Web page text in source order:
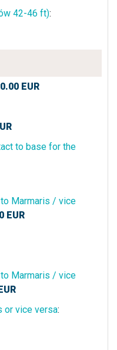
42-46 ft):
EUR
to base for the
Marmaris / vice
EUR
Marmaris / vice
or vice versa: